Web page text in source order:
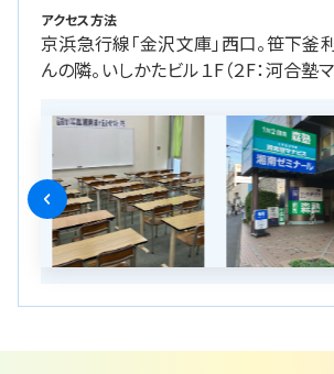
アクセス方法
京浜急行線「金沢文庫」西口。笹下釜
んの隣。いしかたビル１F（２F：河合塾